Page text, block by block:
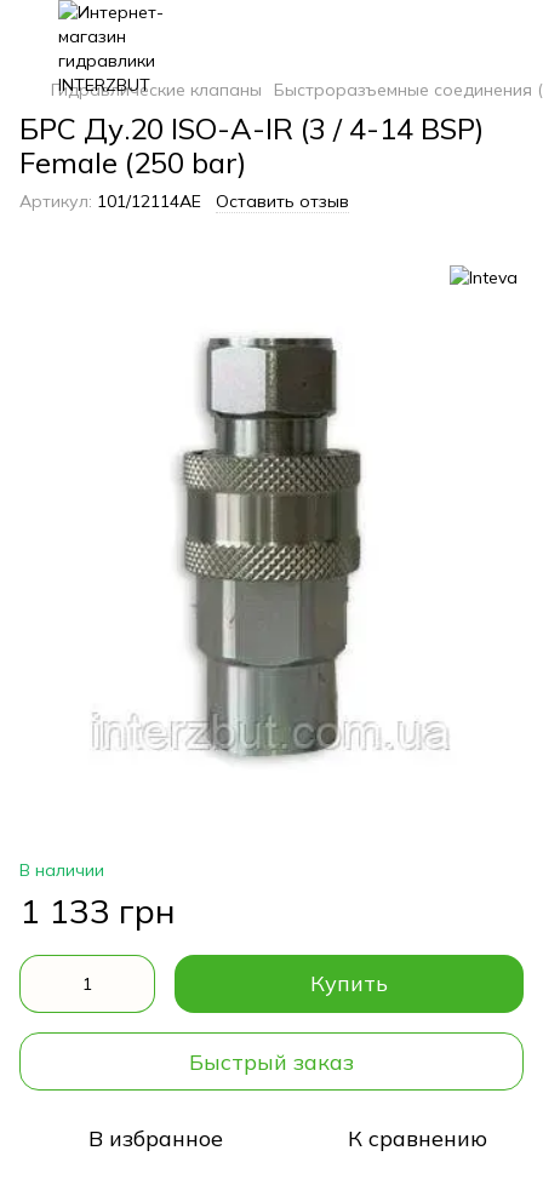
Гидравлические клапаны Быстроразъемные соединения
БРС Ду.20 ISO-A-IR (3 / 4-14 BSP)
Female (250 bar)
Артикул: 101/12114AE Оставить отзыв
В наличии
1 133 грн
Купить
Быстрый заказ
В избранное К сравнению